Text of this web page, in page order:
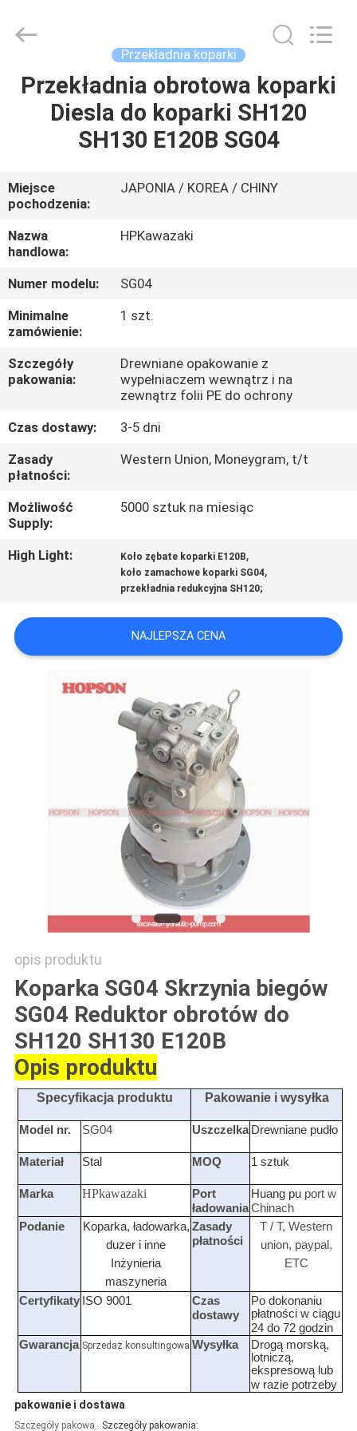
DOM
PRODUKTY
FILMY
O
NAS
WYCIECZKA
PO
FABRYCE
KONTROLA
JAKOŚCI
SKONTAKTUJ
SIĘ
Z
AKTUALNOŚCI
SPRAWY
POLICY
Parts
Reserved.
Przekładnia koparki
Przekładnia obrotowa koparki
Diesla do koparki SH120
SH130 E120B SG04
Miejsce
pochodzenia:
JAPONIA / KOREA / CHINY
Nazwa
handlowa:
HPKawazaki
Numer modelu:
SG04
Minimalne
zamówienie:
1 szt.
Szczegóły
pakowania:
Drewniane opakowanie z
wypełniaczem wewnątrz i na
zewnątrz folii PE do ochrony
Czas dostawy:
3-5 dni
Zasady
płatności:
Western Union, Moneygram, t/t
Możliwość
Supply:
5000 sztuk na miesiąc
High Light: Koło zębate koparki E120B,
koło zamachowe koparki SG04,
przekładnia redukcyjna SH120;
NAJLEPSZA CENA
opis produktu
Koparka SG04 Skrzynia biegów
SG04 Reduktor obrotów do
SH120 SH130 E120B
Opis produktu
Specyfikacja produktu Pakowanie i wysyłka
Model nr. SG04 Uszczelka Drewniane pudło
Materiał Stal MOQ 1 sztuk
Marka HPkawazaki
Port
ładowania
Huang pu port w
Chinach
Podanie
Koparka, ładowarka,
duzer i inne
Inżynieria
maszyneria
Zasady
płatności
T / T, Western
union, paypal,
ETC
Certyfikaty ISO 9001
Czas
dostawy
Po dokonaniu
płatności w ciągu
24 do 72 godzin
Gwarancja Sprzedaż konsultingowa Wysyłka
Drogą morską,
lotniczą,
ekspresową lub
w razie potrzeby
pakowanie i dostawa
Szczegóły pakowaniaSzczegóły pakowania: